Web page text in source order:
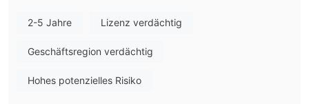
aktuelle Status lautet "Kundenübertragung verboten". Bitte
sich für diesen Broker entscheiden.
Was kann ich bei CAPITALFX handeln?
2-5 Jahre Lizenz verdächtig
Geschäftsregion verdächtig
Hohes potenzielles Risiko